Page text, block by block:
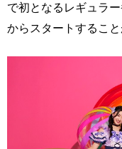
で初となるレギュラ
からスタートすること